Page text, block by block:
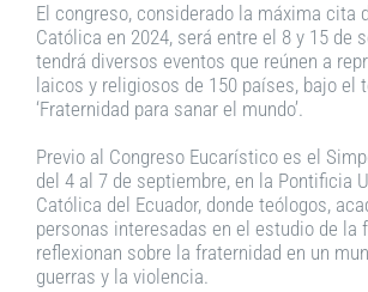
El congreso, considerado la máxima cita
Católica en 2024, será entre el 8 y 15 de
tendrá diversos eventos que reúnen a
laicos y religiosos de 150 países, bajo el
‘Fraternidad para sanar el mundo’.
Previo al Congreso Eucarístico es el
del 4 al 7 de septiembre, en la Pontificia
Católica del Ecuador, donde teólogos,
personas interesadas en el estudio de la
reflexionan sobre la fraternidad en un
guerras y la violencia.